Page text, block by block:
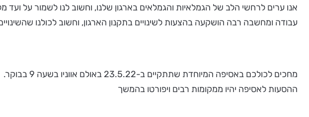
אנו ערים לרחשי הלב של הגמלאיות והגמלאים בארגון שלנו, וחשוב לנו לשמור על
עבודה ומחשבה רבה הושקעה בהצעות לשינויים בתקנון הארגון, וחשוב לכולנו
מחכים לכולכם באסיפה המיוחדת שתתקיים ב-23.5.22 באולם אווניו בשעה 9 בבוקר.
ההסעות לאסיפה יהיו ממקומות רבים ויפורטו בהמשך